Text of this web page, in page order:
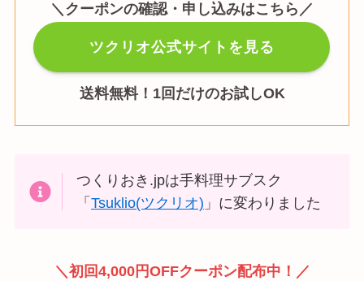
＼クーポンの確認・申し込みはこちら／
ツクリオ公式サイトを見る
送料無料！1回だけのお試しOK
つくりおき.jpは手料理サブスク
「Tsuklio(ツクリオ) 」に変わりました
＼初回4,000円OFFクーポン配布中！／